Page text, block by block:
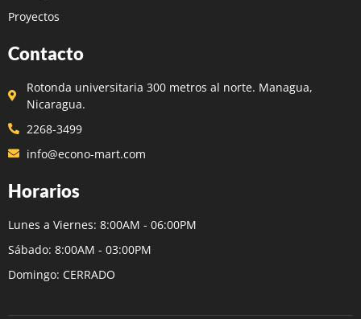
Proyectos
Contacto
Rotonda universitaria 300 metros al norte. Managua,
Nicaragua.
2268-3499
info@econo-mart.com
Horarios
Lunes a Viernes: 8:00AM - 06:00PM
Sábado: 8:00AM - 03:00PM
Domingo: CERRADO